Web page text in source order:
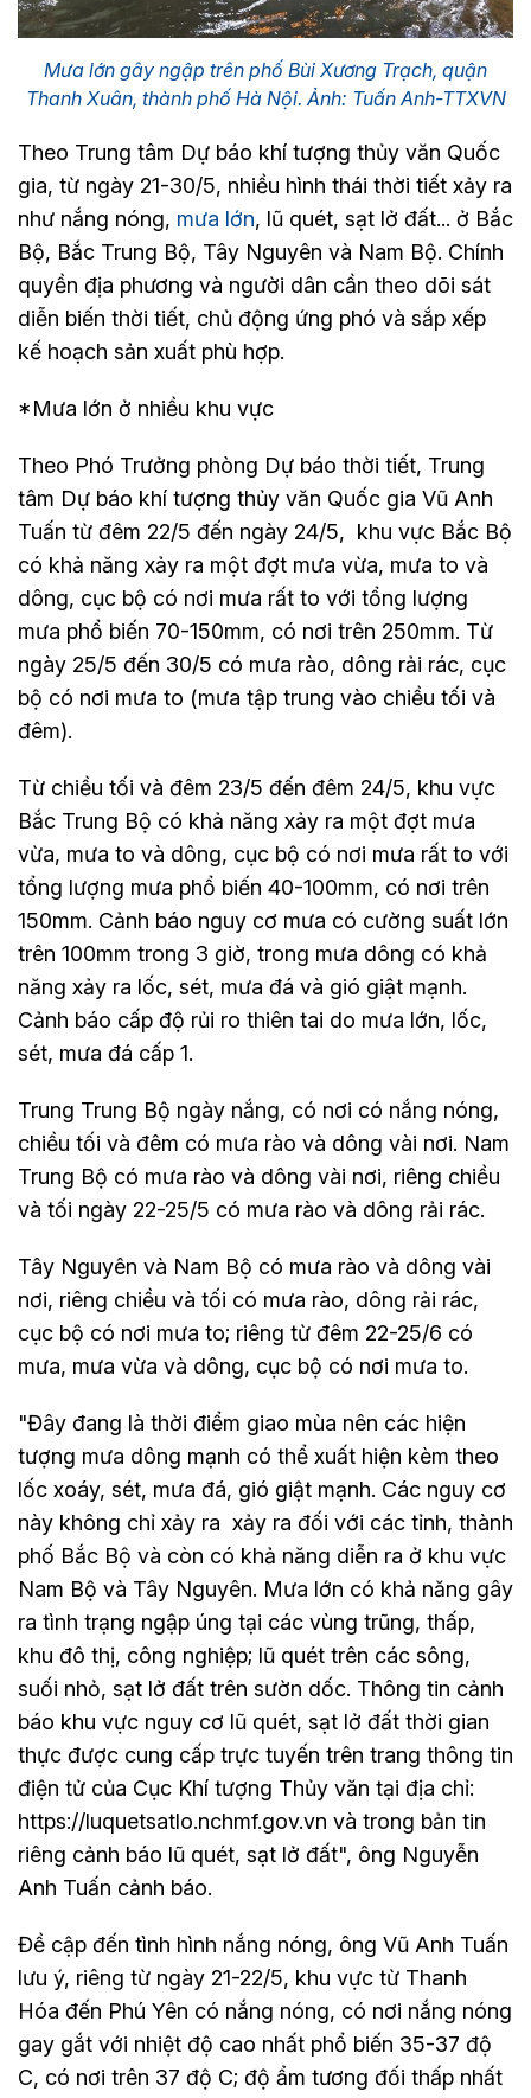
Mưa lớn gây ngập trên phố Bùi Xương Trạch, quận
Thanh Xuân, thành phố Hà Nội. Ảnh: Tuấn Anh-TTXVN
Theo Trung tâm Dự báo khí tượng thủy văn Quốc
gia, từ ngày 21-30/5, nhiều hình thái thời tiết xảy ra
như nắng nóng, mưa lớn, lũ quét, sạt lở đất... ở Bắc
Bộ, Bắc Trung Bộ, Tây Nguyên và Nam Bộ. Chính
quyền địa phương và người dân cần theo dõi sát
diễn biến thời tiết, chủ động ứng phó và sắp xếp
kế hoạch sản xuất phù hợp.
*Mưa lớn ở nhiều khu vực
Theo Phó Trưởng phòng Dự báo thời tiết, Trung
tâm Dự báo khí tượng thủy văn Quốc gia Vũ Anh
Tuấn từ đêm 22/5 đến ngày 24/5, khu vực Bắc Bộ
có khả năng xảy ra một đợt mưa vừa, mưa to và
dông, cục bộ có nơi mưa rất to với tổng lượng
mưa phổ biến 70-150mm, có nơi trên 250mm. Từ
ngày 25/5 đến 30/5 có mưa rào, dông rải rác, cục
bộ có nơi mưa to (mưa tập trung vào chiều tối và
đêm).
Từ chiều tối và đêm 23/5 đến đêm 24/5, khu vực
Bắc Trung Bộ có khả năng xảy ra một đợt mưa
vừa, mưa to và dông, cục bộ có nơi mưa rất to với
tổng lượng mưa phổ biến 40-100mm, có nơi trên
150mm. Cảnh báo nguy cơ mưa có cường suất lớn
trên 100mm trong 3 giờ, trong mưa dông có khả
năng xảy ra lốc, sét, mưa đá và gió giật mạnh.
Cảnh báo cấp độ rủi ro thiên tai do mưa lớn, lốc,
sét, mưa đá cấp 1.
Trung Trung Bộ ngày nắng, có nơi có nắng nóng,
chiều tối và đêm có mưa rào và dông vài nơi. Nam
Trung Bộ có mưa rào và dông vài nơi, riêng chiều
và tối ngày 22-25/5 có mưa rào và dông rải rác.
Tây Nguyên và Nam Bộ có mưa rào và dông vài
nơi, riêng chiều và tối có mưa rào, dông rải rác,
cục bộ có nơi mưa to; riêng từ đêm 22-25/6 có
mưa, mưa vừa và dông, cục bộ có nơi mưa to.
"Đây đang là thời điểm giao mùa nên các hiện
tượng mưa dông mạnh có thể xuất hiện kèm theo
lốc xoáy, sét, mưa đá, gió giật mạnh. Các nguy cơ
này không chỉ xảy ra xảy ra đối với các tỉnh, thành
phố Bắc Bộ và còn có khả năng diễn ra ở khu vực
Nam Bộ và Tây Nguyên. Mưa lớn có khả năng gây
ra tình trạng ngập úng tại các vùng trũng, thấp,
khu đô thị, công nghiệp; lũ quét trên các sông,
suối nhỏ, sạt lở đất trên sườn dốc. Thông tin cảnh
báo khu vực nguy cơ lũ quét, sạt lở đất thời gian
thực được cung cấp trực tuyến trên trang thông tin
điện tử của Cục Khí tượng Thủy văn tại địa chỉ:
https://luquetsatlo.nchmf.gov.vn và trong bản tin
riêng cảnh báo lũ quét, sạt lở đất", ông Nguyễn
Anh Tuấn cảnh báo.
Đề cập đến tình hình nắng nóng, ông Vũ Anh Tuấn
lưu ý, riêng từ ngày 21-22/5, khu vực từ Thanh
Hóa đến Phú Yên có nắng nóng, có nơi nắng nóng
gay gắt với nhiệt độ cao nhất phổ biến 35-37 độ
C, có nơi trên 37 độ C; độ ẩm tương đối thấp nhất